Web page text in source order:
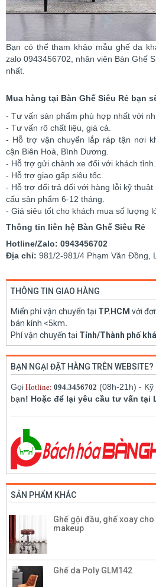
Bạn có thể tham khảo mẫu ghế da
zalo 0943456702, nhân viên Bàn Ghế
nhất.
Mua hàng tại Bàn Ghế Siêu Rẻ bạn
- Tư vấn sản phẩm phù hợp nhất với
- Tư vấn rõ chất liệu, giá cả.
- Hỗ trợ vận chuyển lắp ráp tận nơi
cận Biên Hoà, Bình Dương.
- Hỗ trợ gửi chành xe đối với khách tỉnh.
- Hỗ trợ giao gấp siêu tốc.
- Hỗ trợ đổi trả đối với hàng lỗi kỹ
cấu sản phẩm 6-12 tháng.
- Giá siêu tốt cho khách mua số lượng
Thông tin liên hệ Bàn Ghế Siêu Rẻ
Hotline/Zalo: 0943456702
Địa chỉ: 981/2-981/4 Phạm Văn Đồng,
THÔNG TIN GIAO HÀNG
Miển phí vận chuyển tại TP.HCM với
bán kính <5km.
Phí vận chuyển tại Tỉnh/Thành phố
BẠN NGẠI ĐẶT HÀNG TRÊN WEBSITE?
GọiHotline: 094.3456702 (08h-21h) -
bạn! Hoặc để lại yêu cầu tư vấn tại
SẢN PHẨM KHÁC
Ghế gội đầu, ghế xoay
makeup
Ghế da Poly GLM142